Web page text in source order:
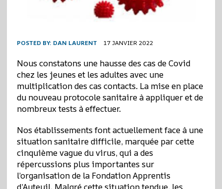
POSTED BY: DAN LAURENT 17 JANVIER 2022
Nous constatons une hausse des cas de Covid
chez les jeunes et les adultes avec une
multiplication des cas contacts. La mise en place
du nouveau protocole sanitaire à appliquer et de
nombreux tests à effectuer.
Nos établissements font actuellement face à une
situation sanitaire difficile, marquée par cette
cinquième vague du virus, qui a des
répercussions plus importantes sur
l’organisation de la Fondation Apprentis